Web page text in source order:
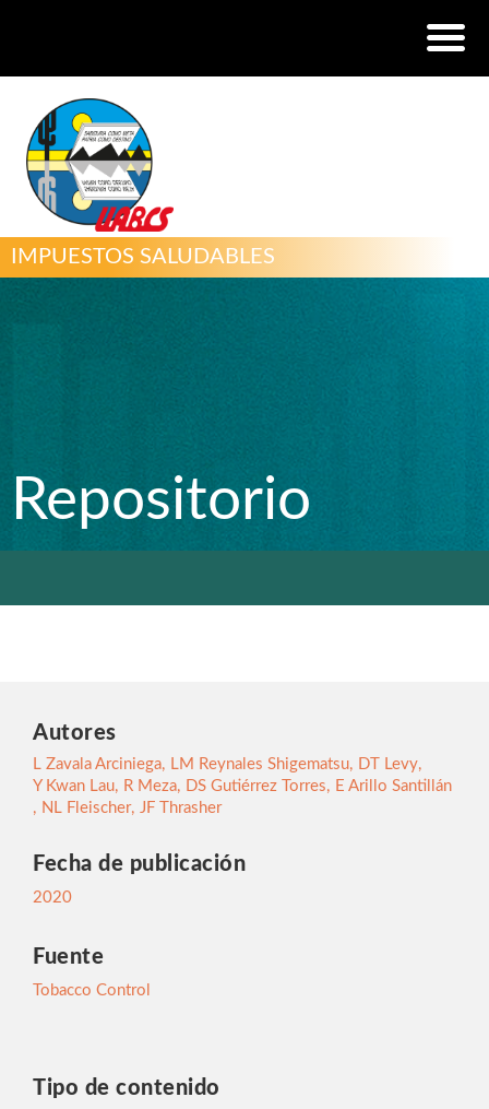
IMPUESTOS SALUDABLES
Repositorio
Autores
L Zavala Arciniega, LM Reynales Shigematsu, DT Levy,
Y Kwan Lau, R Meza, DS Gutiérrez Torres, E Arillo Santillán
, NL Fleischer, JF Thrasher
Fecha de publicación
2020
Fuente
Tobacco Control
Tipo de contenido